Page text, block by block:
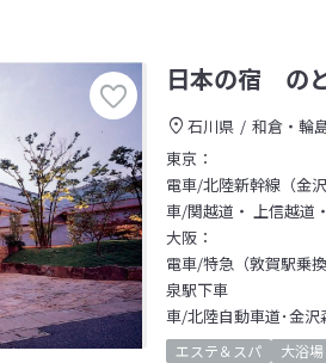
日本の宿 の
石川県 和倉・輪
東京：
電車/北陸新幹線（金
車/関越道・ 上信越道
大阪：
電車/特急（敦賀駅乗
泉駅下車
車/北陸自動車道･金沢
エステ＆スパ 大浴場